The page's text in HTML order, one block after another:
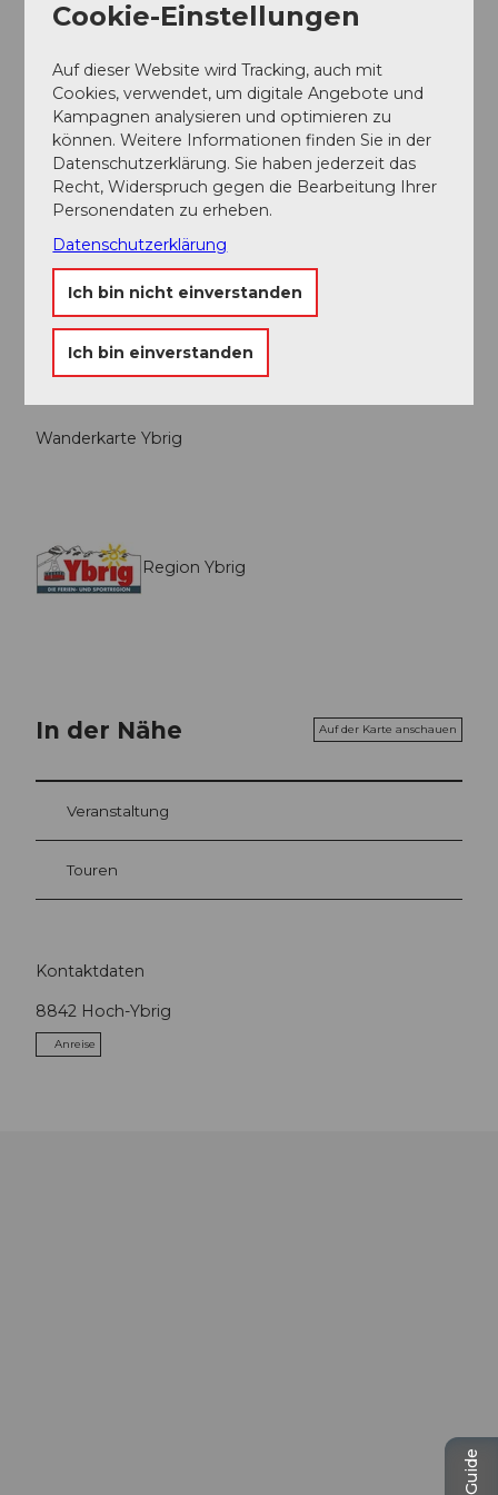
Postbus nach, Hoch-Ybrig Weglosen.
Autor:in
Region Ybrig
Organisation
Region Ybrig
Unser Tipp
Gemütliche Grillstellen am Seeblisee und grosser
Kinderspielplatz beim Restaurant Fuederegg
Wanderkarte Ybrig
Region Ybrig
In der Nähe Auf der Karte anschauen
Veranstaltung
Touren
Kontaktdaten
8842 Hoch-Ybrig
Anreise
Cookie-Einstellungen
Auf dieser Website wird Tracking, auch mit
Cookies, verwendet, um digitale Angebote und
Kampagnen analysieren und optimieren zu
können. Weitere Informationen finden Sie in der
Datenschutzerklärung. Sie haben jederzeit das
Recht, Widerspruch gegen die Bearbeitung Ihrer
Personendaten zu erheben.
Datenschutzerklärung
Ich bin nicht einverstanden
Ich bin einverstanden